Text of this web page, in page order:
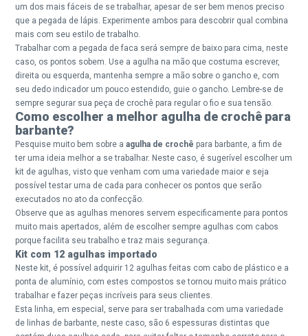
um dos mais fáceis de se trabalhar, apesar de ser bem menos preciso
que a pegada de lápis. Experimente ambos para descobrir qual combina
mais com seu estilo de trabalho.
Trabalhar com a pegada de faca será sempre de baixo para cima, neste
caso, os pontos sobem. Use a agulha na mão que costuma escrever,
direita ou esquerda, mantenha sempre a mão sobre o gancho e, com
seu dedo indicador um pouco estendido, guie o gancho. Lembre-se de
sempre segurar sua peça de crochê para regular o fio e sua tensão.
Como escolher a melhor agulha de crochê para
barbante?
Pesquise muito bem sobre aagulha de crochê para barbante, a fim de
ter uma ideia melhor a se trabalhar. Neste caso, é sugerível escolher um
kit de agulhas, visto que venham com uma variedade maior e seja
possível testar uma de cada para conhecer os pontos que serão
executados no ato da confecção.
Observe que as agulhas menores servem especificamente para pontos
muito mais apertados, além de escolher sempre agulhas com cabos
porque facilita seu trabalho e traz mais segurança.
Kit com 12 agulhas importado
Neste kit, é possível adquirir 12 agulhas feitas com cabo de plástico e a
ponta de alumínio, com estes compostos se tornou muito mais prático
trabalhar e fazer peças incríveis para seus clientes.
Esta linha, em especial, serve para ser trabalhada com uma variedade
de linhas de barbante, neste caso, são 6 espessuras distintas que